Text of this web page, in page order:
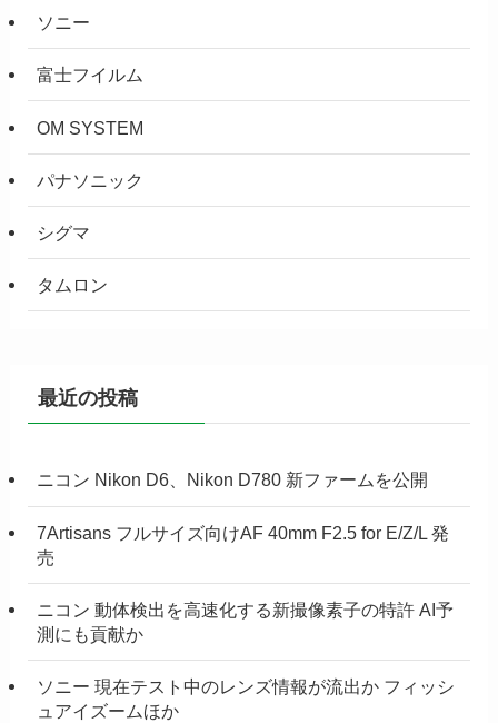
ソニー
富士フイルム
OM SYSTEM
パナソニック
シグマ
タムロン
最近の投稿
ニコン Nikon D6、Nikon D780 新ファームを公開
7Artisans フルサイズ向けAF 40mm F2.5 for E/Z/L 発
売
ニコン 動体検出を高速化する新撮像素子の特許 AI予
測にも貢献か
ソニー 現在テスト中のレンズ情報が流出か フィッシ
ュアイズームほか